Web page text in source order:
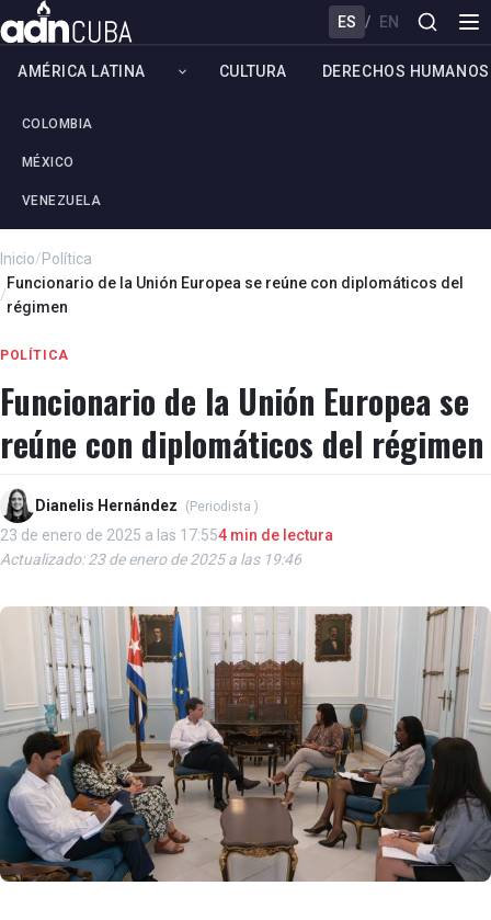
ES / EN
AMÉRICA LATINA
COLOMBIA
MÉXICO
VENEZUELA
CULTURA DERECHOS HUMANOS
Inicio/Política
/
Funcionario de la Unión Europea se reúne con diplomáticos del
régimen
POLÍTICA
Funcionario de la Unión Europea se
reúne con diplomáticos del régimen
Dianelis Hernández (Periodista )
23 de enero de 2025 a las 17:554 min de lectura
Actualizado: 23 de enero de 2025 a las 19:46